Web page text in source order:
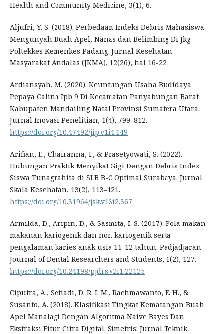
Health and Community Medicine, 3(1), 6.
Aljufri, Y. S. (2018). Perbedaan Indeks Debris Mahasiswa
Mengunyah Buah Apel, Nanas dan Belimbing Di Jkg
Poltekkes Kemenkes Padang. Jurnal Kesehatan
Masyarakat Andalas (JKMA), 12(26), hal 16-22.
Ardiansyah, M. (2020). Keuntungan Usaha Budidaya
Pepaya Calina Ipb 9 Di Kecamatan Panyabungan Barat
Kabupaten Mandailing Natal Provinsi Sumatera Utara.
Jurnal Inovasi Penelitian, 1(4), 799–812.
https://doi.org/10.47492/jip.v1i4.149
Arifian, E., Chairanna, I., & Prasetyowati, S. (2022).
Hubungan Praktik Menyikat Gigi Dengan Debris Index
Siswa Tunagrahita di SLB B-C Optimal Surabaya. Jurnal
Skala Kesehatan, 13(2), 113–121.
https://doi.org/10.31964/jsk.v13i2.367
Armilda, D., Aripin, D., & Sasmita, I. S. (2017). Pola makan
makanan kariogenik dan non kariogenik serta
pengalaman karies anak usia 11-12 tahun. Padjadjaran
Journal of Dental Researchers and Students, 1(2), 127.
https://doi.org/10.24198/pjdrs.v2i1.22125
Ciputra, A., Setiadi, D. R. I. M., Rachmawanto, E. H., &
Susanto, A. (2018). Klasifikasi Tingkat Kematangan Buah
Apel Manalagi Dengan Algoritma Naive Bayes Dan
Ekstraksi Fitur Citra Digital. Simetris: Jurnal Teknik